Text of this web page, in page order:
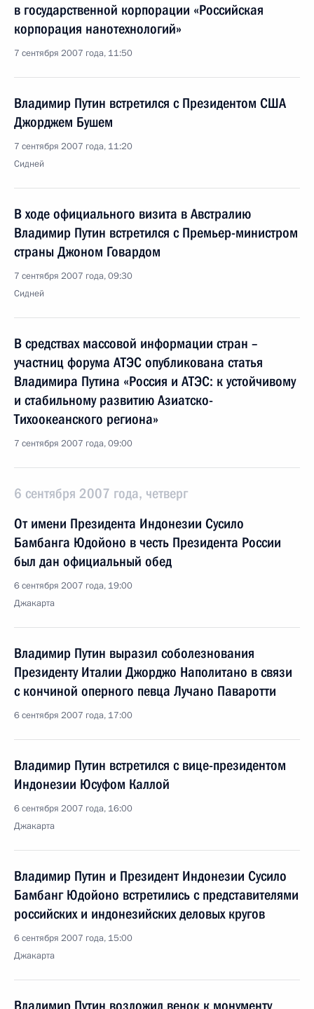
в государственной корпорации «Российская
корпорация нанотехнологий»
7 сентября 2007 года, 11:50
Владимир Путин встретился с Президентом США
Джорджем Бушем
7 сентября 2007 года, 11:20
Сидней
В ходе официального визита в Австралию
Владимир Путин встретился с Премьер-министром
страны Джоном Говардом
7 сентября 2007 года, 09:30
Сидней
В средствах массовой информации стран –
участниц форума АТЭС опубликована статья
Владимира Путина «Россия и АТЭС: к устойчивому
и стабильному развитию Азиатско-
Тихоокеанского региона»
7 сентября 2007 года, 09:00
6 сентября 2007 года, четверг
От имени Президента Индонезии Сусило
Бамбанга Юдойоно в честь Президента России
был дан официальный обед
6 сентября 2007 года, 19:00
Джакарта
Владимир Путин выразил соболезнования
Президенту Италии Джорджо Наполитано в связи
с кончиной оперного певца Лучано Паваротти
6 сентября 2007 года, 17:00
Владимир Путин встретился с вице-президентом
Индонезии Юсуфом Каллой
6 сентября 2007 года, 16:00
Джакарта
Владимир Путин и Президент Индонезии Сусило
Бамбанг Юдойоно встретились с представителями
российских и индонезийских деловых кругов
6 сентября 2007 года, 15:00
Джакарта
Владимир Путин возложил венок к монументу